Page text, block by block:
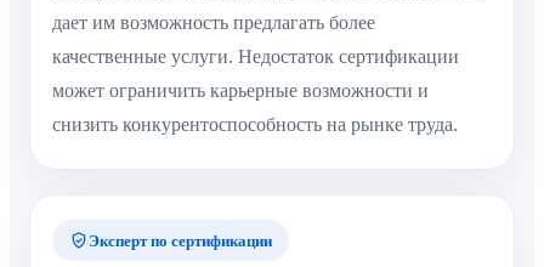
дает им возможность предлагать более
качественные услуги. Недостаток сертификации
может ограничить карьерные возможности и
снизить конкурентоспособность на рынке труда.
Эксперт по сертификации